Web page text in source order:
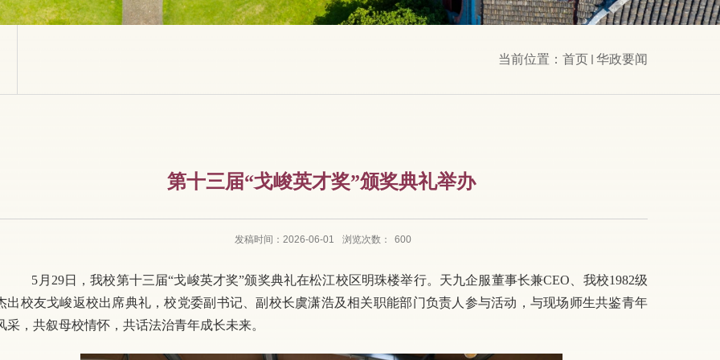
当前位置： 首页 华政要闻
第十三届“戈峻英才奖”颁奖典礼举办
发稿时间：2026-06-01 浏览次数： 600
5月29日，我校第十三届“戈峻英才奖”颁奖典礼在松江校区明珠楼举行。天九企服董事长兼CEO、我校1982级
出校友戈峻返校出席典礼，校党委副书记、副校长虞潇浩及相关职能部门负责人参与活动，与现场师生共鉴青年
采，共叙母校情怀，共话法治青年成长未来。